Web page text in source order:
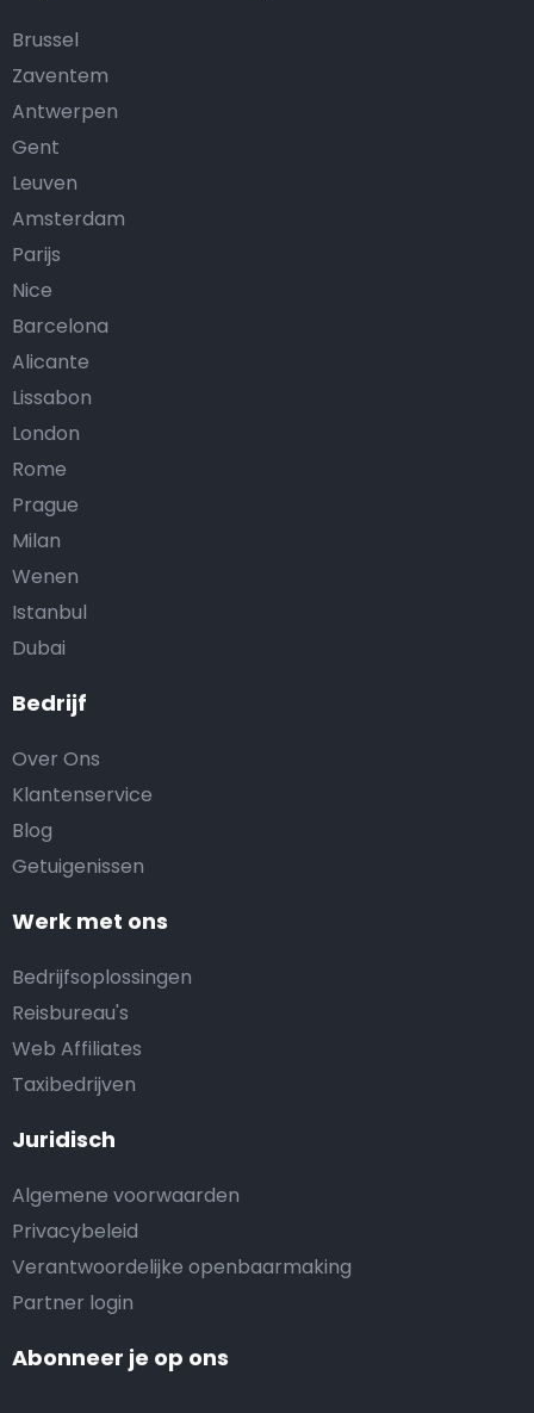
Bedrijf
Over Ons
Klantenservice
Blog
Getuigenissen
Werk met ons
Bedrijfsoplossingen
Reisbureau's
Web Affiliates
Taxibedrijven
Juridisch
Algemene voorwaarden
Privacybeleid
Verantwoordelijke openbaarmaking
Partner login
Brussel
Zaventem
Antwerpen
Gent
Leuven
Amsterdam
Parijs
Nice
Barcelona
Alicante
Lissabon
London
Rome
Prague
Milan
Wenen
Istanbul
Dubai
Abonneer je op ons